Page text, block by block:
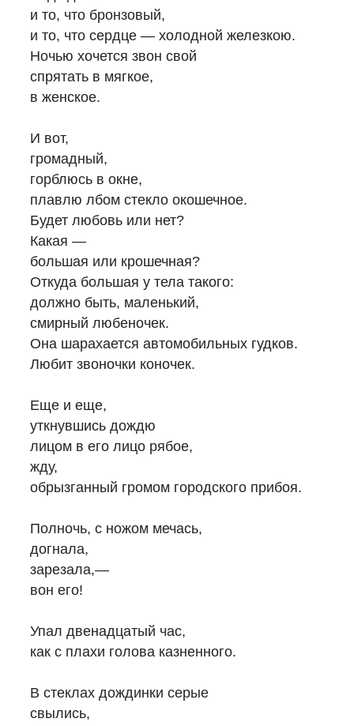
и то, что бронзовый,
и то, что сердце — холодной железкою.
Ночью хочется звон свой
спрятать в мягкое,
в женское.
И вот,
громадный,
горблюсь в окне,
плавлю лбом стекло окошечное.
Будет любовь или нет?
Какая —
большая или крошечная?
Откуда большая у тела такого:
должно быть, маленький,
смирный любеночек.
Она шарахается автомобильных гудков.
Любит звоночки коночек.
Еще и еще,
уткнувшись дождю
лицом в его лицо рябое,
жду,
обрызганный громом городского прибоя.
Полночь, с ножом мечась,
догнала,
зарезала,—
вон его!
Упал двенадцатый час,
как с плахи голова казненного.
В стеклах дождинки серые
свылись,